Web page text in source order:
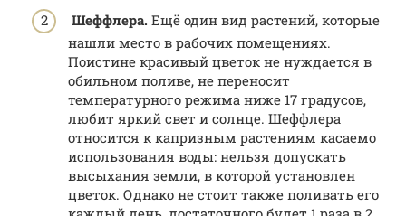
Шеффлера. Ещё один вид растений, которые
нашли место в рабочих помещениях.
Поистине красивый цветок не нуждается в
обильном поливе, не переносит
температурного режима ниже 17 градусов,
любит яркий свет и солнце. Шеффлера
относится к капризным растениям касаемо
использования воды: нельзя допускать
высыхания земли, в которой установлен
цветок. Однако не стоит также поливать его